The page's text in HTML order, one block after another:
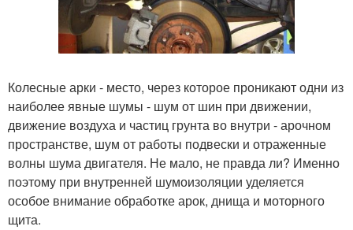
Колесные арки - место, через которое проникают одни из
наиболее явные шумы - шум от шин при движении,
движение воздуха и частиц грунта во внутри - арочном
пространстве, шум от работы подвески и отраженные
волны шума двигателя. Не мало, не правда ли? Именно
поэтому при внутренней шумоизоляции уделяется
особое внимание обработке арок, днища и моторного
щита.